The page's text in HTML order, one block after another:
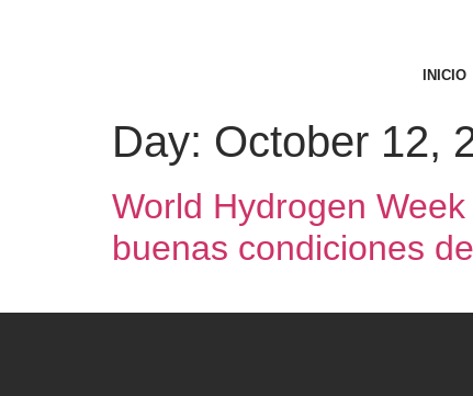
INICIO
Day: October 12,
World Hydrogen
buenas condiciones